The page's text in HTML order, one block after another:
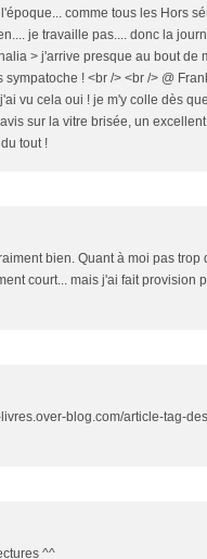
comme tous les Hors
je travaille pas.... donc la
> j'arrive presque au bout de
! <br /> <br /> @
vu cela oui ! je m'y colle dès
sur la vitre brisée, un
tout !
bien. Quant à moi pas trop
court... mais j'ai fait provision
blog.com/article-tag-
^^